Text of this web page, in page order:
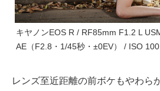
キヤノンEOS R / RF85mm F1.2 L
AE（F2.8・1/45秒・±0EV） / ISO 100
レンズ至近距離の前ボケもやわら